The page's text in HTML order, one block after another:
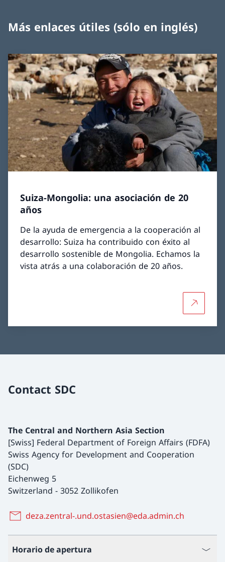
Más enlaces útiles (sólo en inglés)
Suiza-Mongolia: una asociación de 20
años
De la ayuda de emergencia a la cooperación al
desarrollo: Suiza ha contribuido con éxito al
desarrollo sostenible de Mongolia. Echamos la
vista atrás a una colaboración de 20 años.
Más
Contact SDC
The Central and Northern Asia Section
[Swiss] Federal Department of Foreign Affairs (FDFA)
Swiss Agency for Development and Cooperation
(SDC)
Eichenweg 5
Switzerland - 3052 Zollikofen
deza.zentral-.und.ostasien@eda.admin.ch
Horario de apertura